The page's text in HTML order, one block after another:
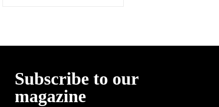
Subscribe to our
magazine